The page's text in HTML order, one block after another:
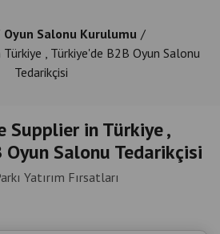
Oyun Salonu Kurulumu
, Türkiye'de B2B Oyun Salonu
Tedarikçisi
Supplier in Türkiye ,
Salonu Tedarikçisi
Yatırım Fırsatları